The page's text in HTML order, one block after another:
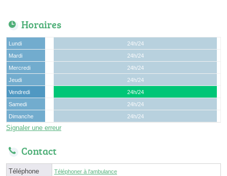
Horaires
Lundi
24h/24
Mardi
24h/24
Mercredi
24h/24
Jeudi
24h/24
Vendredi
24h/24
Samedi
24h/24
Dimanche
24h/24
Signaler une erreur
Contact
Téléphone Téléphoner à l'ambulance